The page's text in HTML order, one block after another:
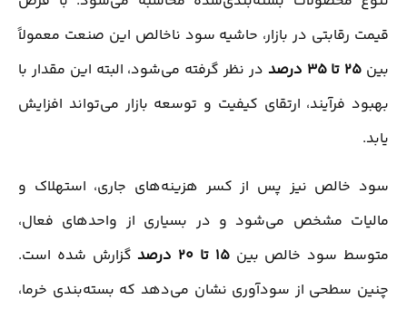
قیمت رقابتی در بازار، حاشیه سود ناخالص این صنعت معمولاً
بین 25 تا 35 درصد
در نظر گرفته می‌شود، البته این مقدار با
بهبود فرآیند، ارتقای کیفیت و توسعه بازار می‌تواند افزایش
یابد.
سود خالص نیز پس از کسر هزینه‌های جاری، استهلاک و
مالیات مشخص می‌شود و در بسیاری از واحدهای فعال،
متوسط سود خالص بین15 تا 20 درصد
گزارش شده است.
چنین سطحی از سودآوری نشان می‌دهد که بسته‌بندی خرما،